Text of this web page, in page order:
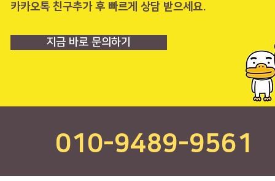
​카카오톡 친구추가 후 빠르게 상담 받으세요.
지금 바로 문의하기
010-9489-9561